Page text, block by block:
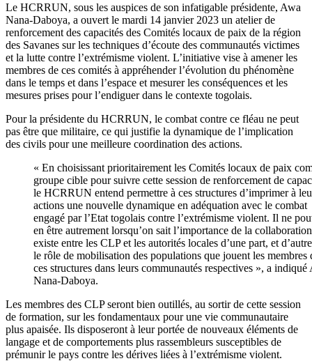
Le HCRRUN, sous les auspices de son infatigable présidente, Awa
Nana-Daboya, a ouvert le mardi 14 janvier 2023 un atelier de
renforcement des capacités des Comités locaux de paix de la région
des Savanes sur les techniques d’écoute des communautés victimes
et la lutte contre l’extrémisme violent. L’initiative vise à amener les
membres de ces comités à appréhender l’évolution du phénomène
dans le temps et dans l’espace et mesurer les conséquences et les
mesures prises pour l’endiguer dans le contexte togolais.
Pour la présidente du HCRRUN, le combat contre ce fléau ne peut
pas être que militaire, ce qui justifie la dynamique de l’implication
des civils pour une meilleure coordination des actions.
« En choisissant prioritairement les Comités locaux de paix
groupe cible pour suivre cette session de renforcement de
le HCRRUN entend permettre à ces structures d’imprimer à
actions une nouvelle dynamique en adéquation avec le combat
engagé par l’Etat togolais contre l’extrémisme violent. Il ne
en être autrement lorsqu’on sait l’importance de la
existe entre les CLP et les autorités locales d’une part, et
le rôle de mobilisation des populations que jouent les membres
ces structures dans leurs communautés respectives », a indiqué
Nana-Daboya.
Les membres des CLP seront bien outillés, au sortir de cette session
de formation, sur les fondamentaux pour une vie communautaire
plus apaisée. Ils disposeront à leur portée de nouveaux éléments de
langage et de comportements plus rassembleurs susceptibles de
prémunir le pays contre les dérives liées à l’extrémisme violent.